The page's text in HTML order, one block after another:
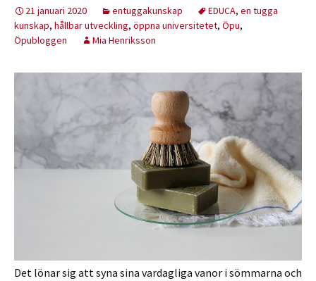
21 januari 2020 entuggakunskap EDUCA, en tugga
kunskap, hållbar utveckling, öppna universitetet, Öpu,
Öpubloggen
Mia Henriksson
Det lönar sig att syna sina vardagliga vanor i sömmarna och